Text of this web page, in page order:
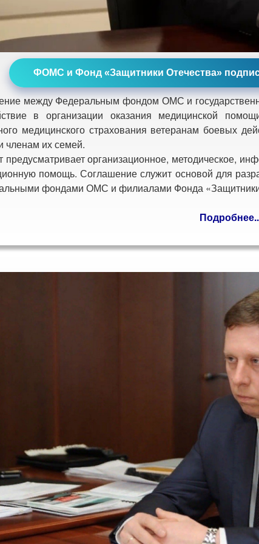
ФОМС и Фонд «Защитники Отечества»
между Федеральным фондом ОМС и
в организации оказания медицинской
медицинского страхования ветеранам боевых
членам их семей.
предусматривает организационное, методическое,
помощь. Соглашение служит основой для
фондами ОМС и филиалами Фонда